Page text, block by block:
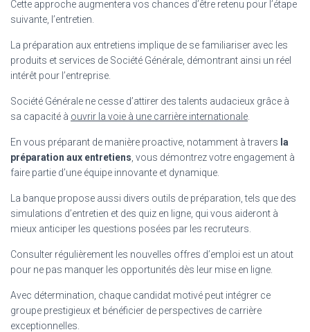
Cette approche augmentera vos chances d’être retenu pour l’étape
suivante, l’entretien.
La préparation aux entretiens implique de se familiariser avec les
produits et services de Société Générale, démontrant ainsi un réel
intérêt pour l’entreprise.
Société Générale ne cesse d’attirer des talents audacieux grâce à
sa capacité à ouvrir la voie à une carrière internationale
En vous préparant de manière proactive, notamment à travers la
préparation aux entretiens , vous démontrez votre engagement à
faire partie d’une équipe innovante et dynamique.
La banque propose aussi divers outils de préparation, tels que des
simulations d’entretien et des quiz en ligne, qui vous aideront à
mieux anticiper les questions posées par les recruteurs.
Consulter régulièrement les nouvelles offres d’emploi est un atout
pour ne pas manquer les opportunités dès leur mise en ligne.
Avec détermination, chaque candidat motivé peut intégrer ce
groupe prestigieux et bénéficier de perspectives de carrière
exceptionnelles.